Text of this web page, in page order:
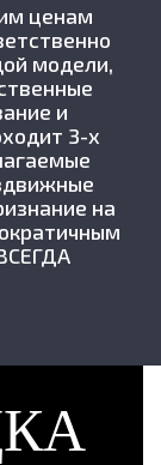
ценам
модели,
и
3-х
на